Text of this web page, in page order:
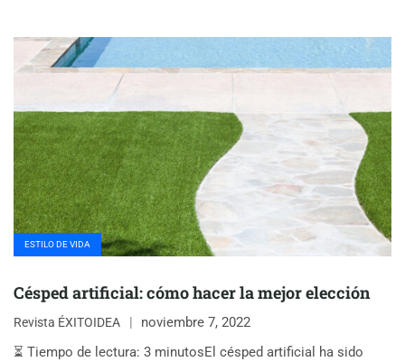
ESTILO DE VIDA
Césped artificial: cómo hacer la mejor elección
Revista ÉXITOIDEA
noviembre 7, 2022
⏳ Tiempo de lectura: 3 minutosEl césped artificial ha sido